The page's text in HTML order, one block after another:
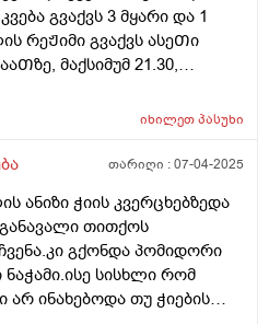
გვაქვს 3 მყარი და 1
რეᲟიმი გვაქვს ასეᲗი
მაქსიმუმ 21.30,
ხან 08.00, მაინტერესებს
დიდაᲗ არ იმატებს
გმადლობᲗ
იხილეთპასუხი
თარიღი :07-04-2025
ანიზი ჭიის კვერცხებზედა
თითქოს
გქონდა პომიდორი
სისხლი რომ
არ ინახებოდა თუ ჭიების